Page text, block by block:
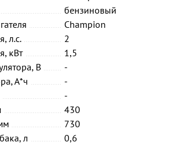
бензиновый
Champion
л.с.
2
кВт
1,5
В
-
А*ч
-
-
430
730
л
0,6